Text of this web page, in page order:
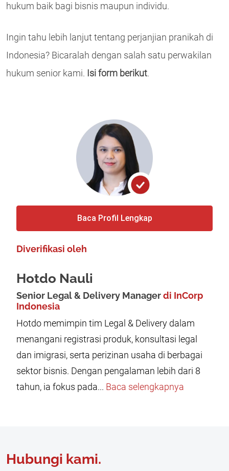
hukum baik bagi bisnis maupun individu.
Ingin tahu lebih lanjut tentang perjanjian pranikah di
Indonesia? Bicaralah dengan salah satu perwakilan
hukum senior kami. Isi form berikut.
Baca Profil Lengkap
Diverifikasi oleh
Hotdo Nauli
Senior Legal & Delivery Managerdi InCorp
Indonesia
Hotdo memimpin tim Legal & Delivery dalam
menangani registrasi produk, konsultasi legal
dan imigrasi, serta perizinan usaha di berbagai
sektor bisnis. Dengan pengalaman lebih dari 8
tahun, ia fokus pada... Baca selengkapnya
Hubungi kami.